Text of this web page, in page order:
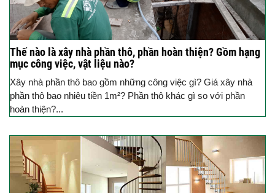
Thế nào là xây nhà phần thô, phần hoàn thiện? Gồm hạng
mục công việc, vật liệu nào?
Xây nhà phần thô bao gồm những công việc gì? Giá xây nhà
phần thô bao nhiêu tiền 1m²? Phần thô khác gì so với phần
hoàn thiện?...